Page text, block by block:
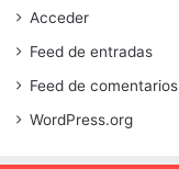
Acceder
Feed de entradas
Feed de comentarios
WordPress.org